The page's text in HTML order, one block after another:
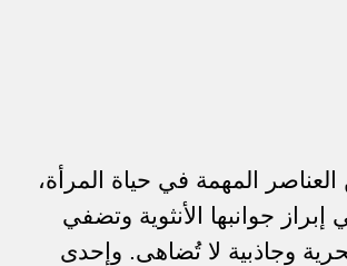
المهمة في حياة المرأة،
جوانبها الأنثوية وتضفي
وجاذبية لا تُضاهى. وإحدى